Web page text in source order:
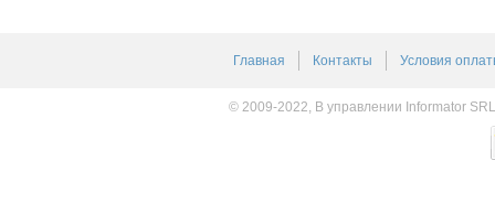
Главная Контакты Условия
© 2009-2022, В управлении Informator SRL